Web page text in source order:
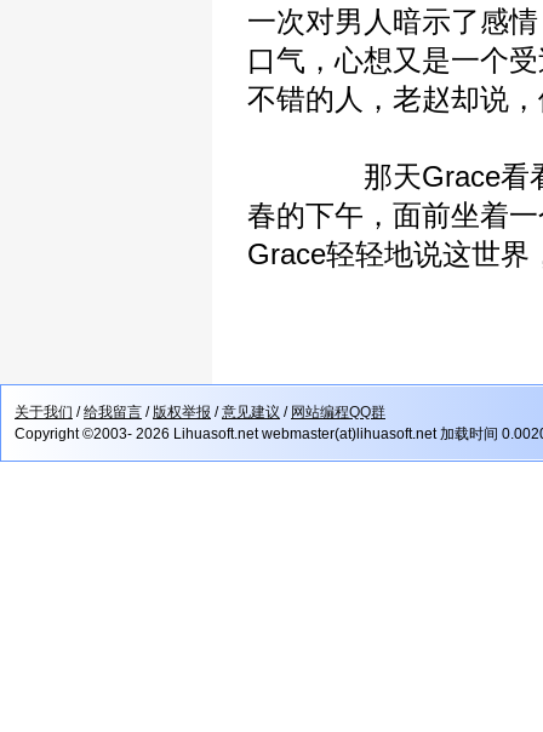
一次对男人暗示了感
口气，心想又是一个
不错的人，老赵却说
那天Grace看看窗
春的下午，面前坐着
Grace轻轻地说这世界
关于我们 /给我留言 /版权举报 /意见建议 / 网站编程QQ群
Copyright ©2003- 2026 Lihuasoft.net webmaster(at)lihuasoft.net 加载时间